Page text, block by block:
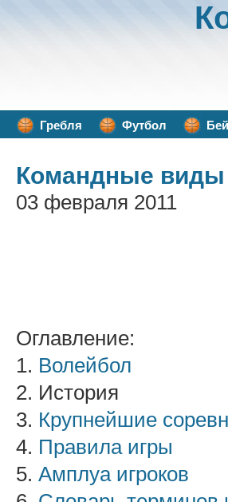
Гребля Футбол
Командные виды
03 февраля 2011
Оглавление:
1. Волейбол
2. История
3. Крупнейшие
4. Правила игры
5. Амплуа игроков